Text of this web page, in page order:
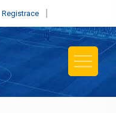
Registrace